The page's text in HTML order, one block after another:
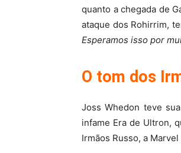
quanto a chegada de
ataque dos Rohirrim,
Esperamos isso por
O tom dos
Joss Whedon teve
infame Era de Ultron,
Irmãos Russo, a